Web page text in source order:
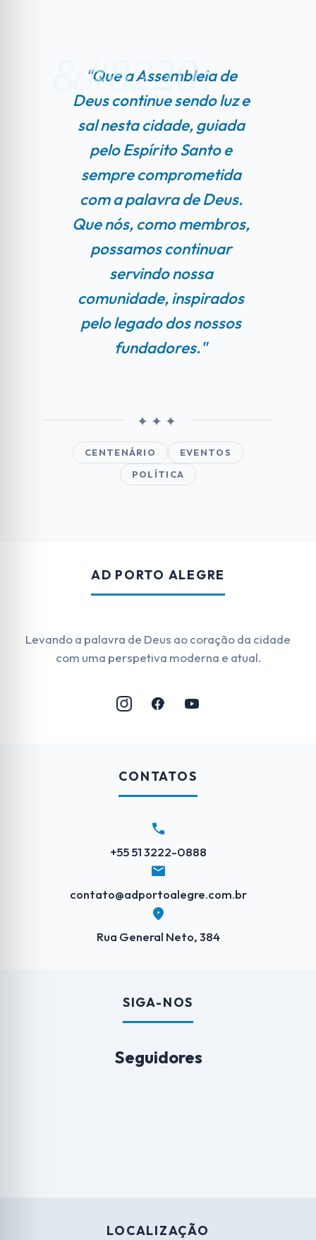
"Que a Assembleia de
Deus continue sendo luz e
sal nesta cidade, guiada
pelo Espírito Santo e
sempre comprometida
com a palavra de Deus.
Que nós, como membros,
possamos continuar
servindo nossa
comunidade, inspirados
pelo legado dos nossos
fundadores."
CENTENÁRIO
EVENTOS
POLÍTICA
AD PORTO ALEGRE
Levando a palavra de Deus ao coração da cidade
com uma perspetiva moderna e atual.
CONTATOS
call
+55 51 3222-0888
mail
contato@adportoalegre.com.br
location_on
Rua General Neto, 384
SIGA-NOS
Seguidores
LOCALIZAÇÃO